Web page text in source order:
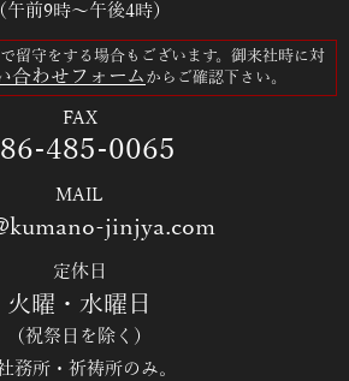
午前9時～午後4時）
留守をする場合もございます。御来社時に対
合わせフォーム からご確認下さい。
FAX
485-0065
MAIL
jinjya.com
定休日
火曜・水曜日
（祝祭日を除く）
務所・祈祷所のみ。